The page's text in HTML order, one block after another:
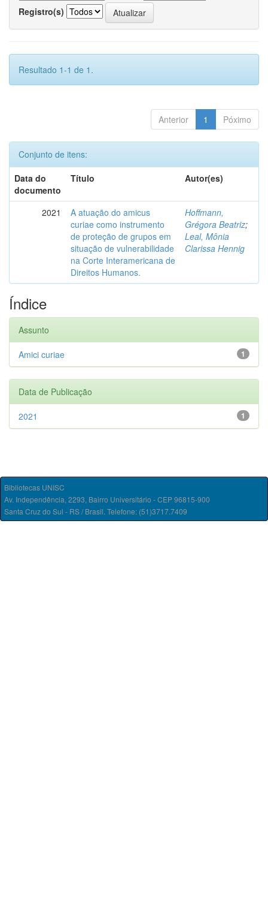
Registro(s)
Resultado 1-1 de 1.
Anterior 1 Póximo
Conjunto de itens:
Data do
documento
Título Autor(es)
2021
A atuação do amicus
curiae como instrumento
de proteção de grupos em
situação de vulnerabilidade
na Corte Interamericana de
Direitos Humanos.
Hoffmann,
Grégora Beatriz;
Leal, Mônia
Clarissa Hennig
Índice
Assunto
1
Amici curiae
Data de Publicação
1
2021
Bibliotecas UNISC
Av. Independência, 2293, Bairro Universitário - CEP 96815-900
Santa Cruz do Sul - RS / Brasil. Telefone: (51)3717.7409